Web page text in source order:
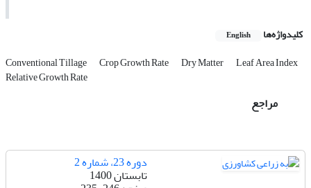
کلیدواژه‌ها English
Conventional Tillage Crop Growth Rate Dry Matter Leaf Area Index
Relative Growth Rate
مراجع
دوره 23، شماره 2
تابستان 1400